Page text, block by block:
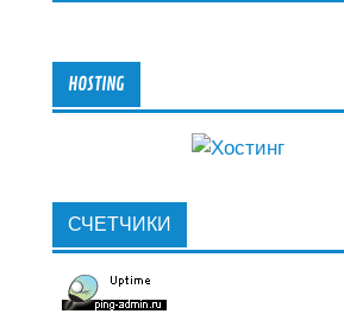
HOSTING
СЧЕТЧИКИ